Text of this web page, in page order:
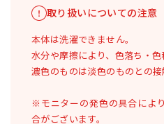
取り扱いについての注意
本体は洗濯できません。
水分や摩擦により、色落ち・色
濃色のものは淡色のものとの接
※モニターの発色の具合によ
合がございます。